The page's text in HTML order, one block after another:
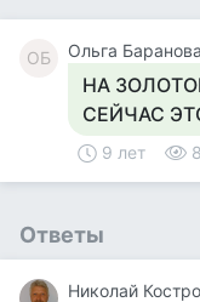
ОБ Ольга Баранова
НА
СЕЙЧАС
9 лет
Ответы
Николай